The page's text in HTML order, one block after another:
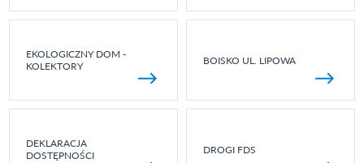
EKOLOGICZNY DOM -
KOLEKTORY
BOISKO UL. LIPOWA
DEKLARACJA
DOSTĘPNOŚCI
DROGI FDS